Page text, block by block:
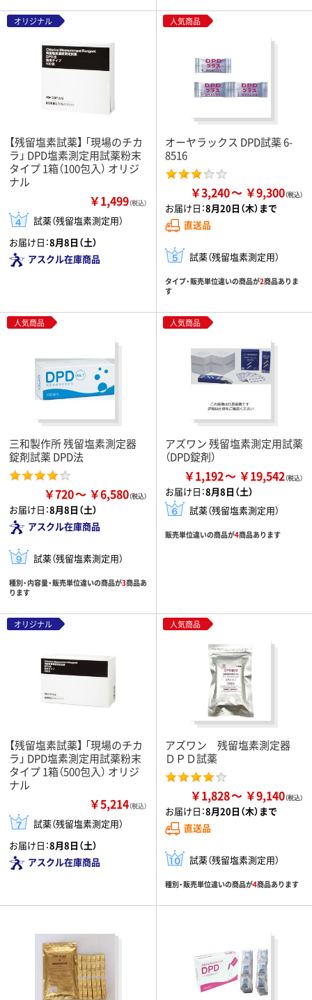
オリジナル
【残留塩素試薬】 「現場のチカ
ラ」 DPD塩素測定用試薬粉末
タイプ 1箱（100包入） オリジ
ナル
￥1,499（税込）
試薬（残留塩素測定用）
お届け日：8月8日（土）
アスクル在庫商品
人気商品
オーヤラックス DPD試薬 6-
8516
￥3,240 ￥9,300
お届け日：8月20日（木）まで
直送品
試薬（残留塩素測定用）
タイプ・販売単位違いの商品が2商品ありま
す
人気商品
三和製作所 残留塩素測定器
錠剤試薬 DPD法
￥720 ￥6,580
お届け日：8月8日（土）
アスクル在庫商品
試薬（残留塩素測定用）
種別・内容量・販売単位違いの商品が3商品あ
ります
人気商品
アズワン 残留塩素測定用試薬
（DPD錠剤）
￥1,192 ￥19,542
お届け日：8月8日（土）
試薬（残留塩素測定用）
販売単位違いの商品が4商品あります
オリジナル
【残留塩素試薬】 「現場のチカ
ラ」 DPD塩素測定用試薬粉末
タイプ 1箱（500包入） オリジ
ナル
￥5,214（税込）
試薬（残留塩素測定用）
お届け日：8月8日（土）
アスクル在庫商品
人気商品
アズワン 残留塩素測定器
ＤＰＤ試薬
￥1,828 ￥9,140
お届け日：8月20日（木）まで
直送品
試薬（残留塩素測定用）
種別・販売単位違いの商品が4商品あります